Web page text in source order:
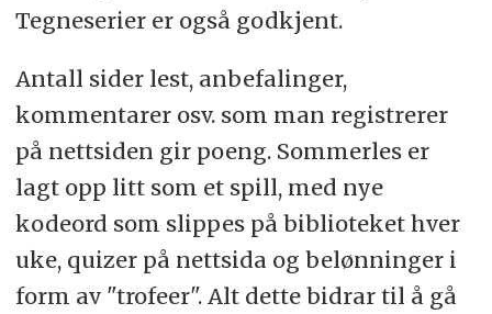
Tegneserier er også godkjent.
Antall sider lest, anbefalinger,
kommentarer osv. som man registrerer
på nettsiden gir poeng. Sommerles er
lagt opp litt som et spill, med nye
kodeord som slippes på biblioteket hver
uke, quizer på nettsida og belønninger i
form av "trofeer". Alt dette bidrar til å gå